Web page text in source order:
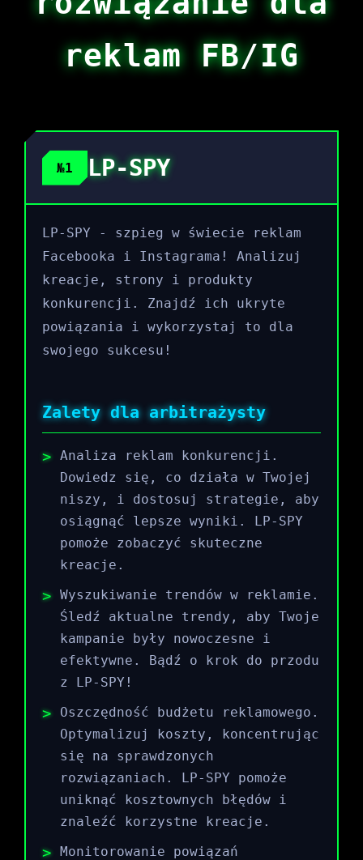
reklam FB/IG
№1 LP-SPY
LP-SPY - szpieg w świecie reklam
Facebooka i Instagrama! Analizuj
kreacje, strony i produkty
konkurencji. Znajdź ich ukryte
powiązania i wykorzystaj to dla
swojego sukcesu!
Zalety dla arbitrażysty
Analiza reklam konkurencji.
Dowiedz się, co działa w Twojej
niszy, i dostosuj strategie, aby
osiągnąć lepsze wyniki. LP-SPY
pomoże zobaczyć skuteczne
kreacje.
Wyszukiwanie trendów w reklamie.
Śledź aktualne trendy, aby Twoje
kampanie były nowoczesne i
efektywne. Bądź o krok do przodu
z LP-SPY!
Oszczędność budżetu reklamowego.
Optymalizuj koszty, koncentrując
się na sprawdzonych
rozwiązaniach. LP-SPY pomoże
uniknąć kosztownych błędów i
znaleźć korzystne kreacje.
Monitorowanie powiązań